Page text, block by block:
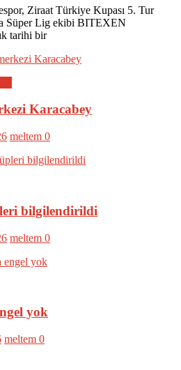
Ziraat Türkiye Kupası 5. Tur
Süper Lig ekibi BITEXEN
tarihi bir
Karacabey
meltem 0
bilgilendirildi
meltem 0
yok
meltem 0